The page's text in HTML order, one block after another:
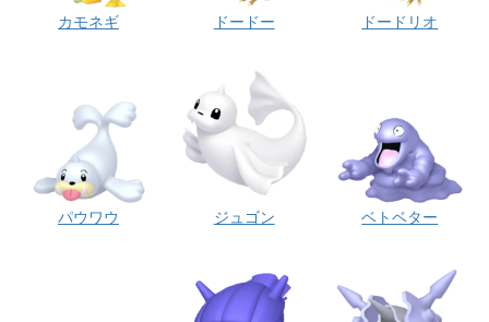
カモネギ ドードー ドードリオ
パウワウ ジュゴン ベトベター